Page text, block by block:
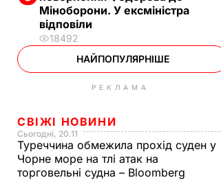
Міноборони. У ексміністра
відповіли
18492
НАЙПОПУЛЯРНІШЕ
РЕКЛАМА
СВІЖІ НОВИНИ
Сьогодні, 20.11
Туреччина обмежила прохід суден у
Чорне море на тлі атак на
торговельні судна – Bloomberg